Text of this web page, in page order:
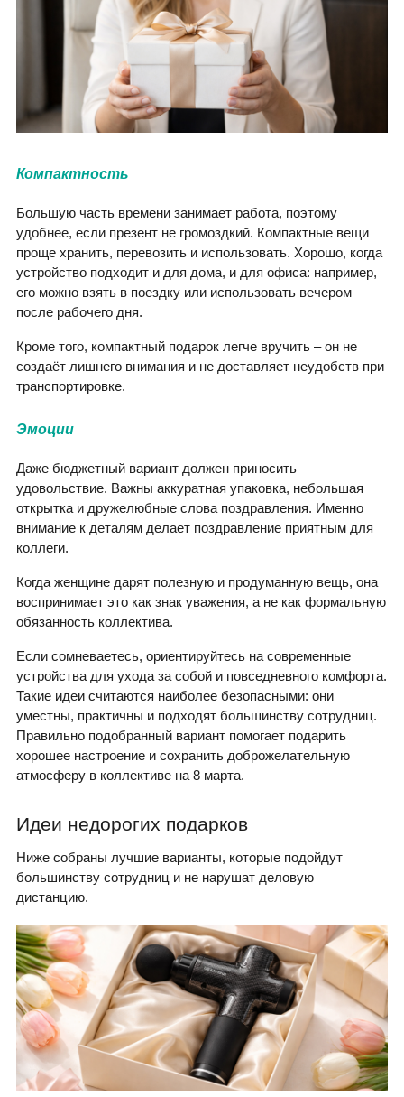
Компактность
Большую часть времени занимает работа, поэтому
удобнее, если презент не громоздкий. Компактные вещи
проще хранить, перевозить и использовать. Хорошо, когда
устройство подходит и для дома, и для офиса: например,
его можно взять в поездку или использовать вечером
после рабочего дня.
Кроме того, компактный подарок легче вручить – он не
создаёт лишнего внимания и не доставляет неудобств при
транспортировке.
Эмоции
Даже бюджетный вариант должен приносить
удовольствие. Важны аккуратная упаковка, небольшая
открытка и дружелюбные слова поздравления. Именно
внимание к деталям делает поздравление приятным для
коллеги.
Когда женщине дарят полезную и продуманную вещь, она
воспринимает это как знак уважения, а не как формальную
обязанность коллектива.
Если сомневаетесь, ориентируйтесь на современные
устройства для ухода за собой и повседневного комфорта.
Такие идеи считаются наиболее безопасными: они
уместны, практичны и подходят большинству сотрудниц.
Правильно подобранный вариант помогает подарить
хорошее настроение и сохранить доброжелательную
атмосферу в коллективе на 8 марта.
Идеи недорогих подарков
Ниже собраны лучшие варианты, которые подойдут
большинству сотрудниц и не нарушат деловую
дистанцию.